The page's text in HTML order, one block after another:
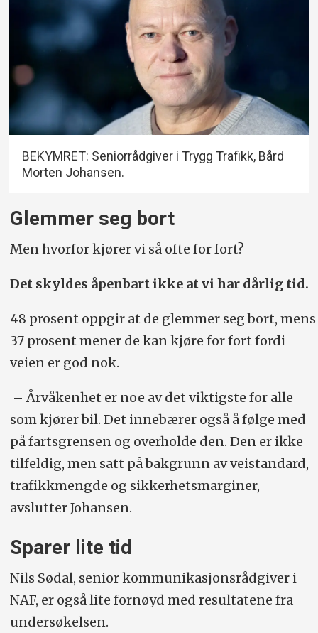
BEKYMRET: Seniorrådgiver i Trygg Trafikk, Bård
Morten Johansen.
Glemmer seg bort
Men hvorfor kjører vi så ofte for fort?
Det skyldes åpenbart ikke at vi har dårlig tid.
48 prosent oppgir at de glemmer seg bort, mens
37 prosent mener de kan kjøre for fort fordi
veien er god nok.
– Årvåkenhet er noe av det viktigste for alle
som kjører bil. Det innebærer også å følge med
på fartsgrensen og overholde den. Den er ikke
tilfeldig, men satt på bakgrunn av veistandard,
trafikkmengde og sikkerhetsmarginer,
avslutter Johansen.
Sparer lite tid
Nils Sødal, senior kommunikasjonsrådgiver i
NAF, er også lite fornøyd med resultatene fra
undersøkelsen.